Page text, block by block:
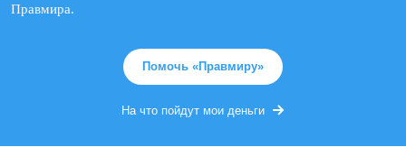
Правмира.
Помочь «Правмиру»
На что пойдут мои деньги